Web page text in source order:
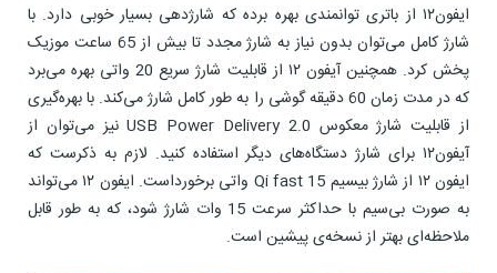
ایفون۱۲ از باتری توانمندی بهره برده که شارژدهی بسیار خوبی دارد. با
شارژ کامل می‌توان بدون نیاز به شارژ مجدد تا بیش از 65 ساعت موزیک
پخش کرد. همچنین آیفون ۱۲ از قابلیت شارژ سریع 20 واتی بهره می‌برد
که در مدت زمان 60 دقیقه گوشی را به طور کامل شارژ می‌کند. با بهره‌گیری
از قابلیت شارژ معکوس USB Power Delivery 2.0 نیز می‌توان از
آیفون۱۲ برای شارژ دستگاه‌های دیگر استفاده کنید. لازم به ذکرست که
ایفون ۱۲ از شارژ بی‍سیم Qi fast 15 واتی برخورداست. ایفون ۱۲ می‌تواند
به صورت بی‌سیم با حداکثر سرعت 15 وات شارژ شود، که به طور قابل
ملاحظه‌ای بهتر از نسخه‌ی پیشین است.